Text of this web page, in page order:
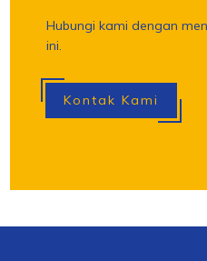
Hubungi kami dengan
ini.
Kontak Kami